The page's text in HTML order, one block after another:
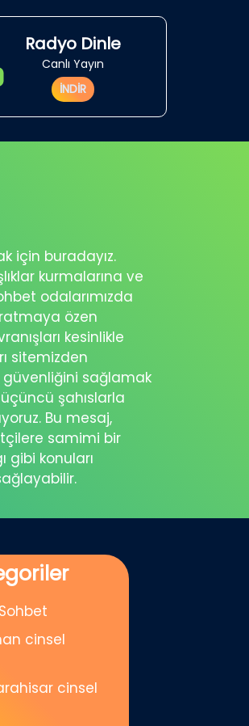
Radyo Dinle
Canlı Yayın
İNDİR
için buradayız.
kurmalarına ve
odalarımızda
özen
kesinlikle
sitemizden
güvenliğini sağlamak
şahıslarla
Bu mesaj,
samimi bir
gibi konuları
cinsel
cinsel